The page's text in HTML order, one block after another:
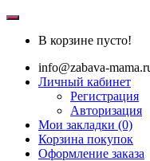
В корзине пусто!
info@zabava-
Личный кабинет
Регистрация
Авторизация
Мои закладки (0)
Корзина покупок
Оформление заказа